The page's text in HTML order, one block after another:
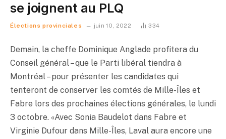
se joignent au PLQ
Élections provinciales juin 10, 2022 334
Demain, la cheffe Dominique Anglade profitera du
Conseil général – que le Parti libéral tiendra à
Montréal – pour présenter les candidates qui
tenteront de conserver les comtés de Mille-Îles et
Fabre lors des prochaines élections générales, le lundi
3 octobre. «Avec Sonia Baudelot dans Fabre et
Virginie Dufour dans Mille-Îles, Laval aura encore une